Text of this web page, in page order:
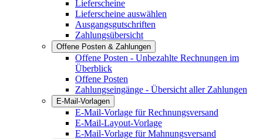
Lieferscheine
Lieferscheine auswählen
Ausgangsgutschriften
Zahlungsübersicht
Offene Posten & Zahlungen
Offene Posten - Unbezahlte Rechnungen im
Überblick
Offene Posten
Zahlungseingänge - Übersicht aller Zahlungen
E-Mail-Vorlagen
E-Mail-Vorlage für Rechnungsversand
E-Mail-Layout-Vorlage
E-Mail-Vorlage für Mahnungsversand